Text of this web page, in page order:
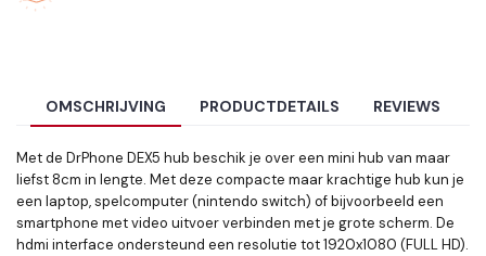
OMSCHRIJVING PRODUCTDETAILS REVIEWS
Met de DrPhone DEX5 hub beschik je over een mini hub van maar
liefst 8cm in lengte. Met deze compacte maar krachtige hub kun je
een laptop, spelcomputer (nintendo switch) of bijvoorbeeld een
smartphone met video uitvoer verbinden met je grote scherm. De
hdmi interface ondersteund een resolutie tot 1920x1080 (FULL HD).